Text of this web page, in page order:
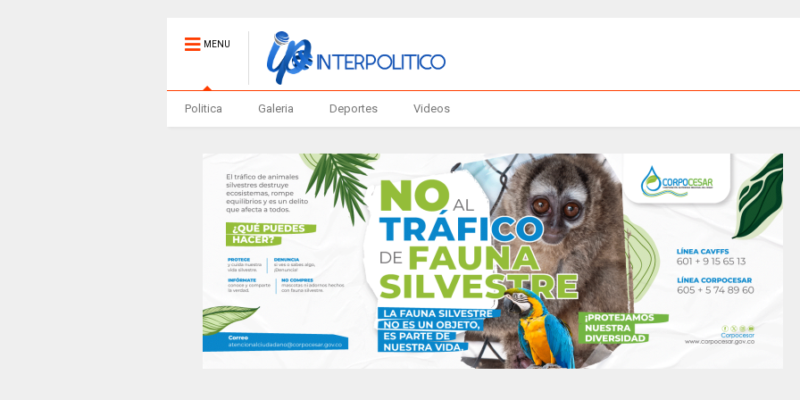
MENU
Politica Galeria Deportes Videos